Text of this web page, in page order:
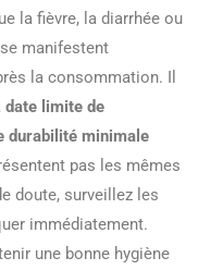
la fièvre, la diarrhée ou
manifestent
la consommation. Il
date limite de
durabilité minimale
pas les mêmes
doute, surveillez les
immédiatement.
une bonne hygiène